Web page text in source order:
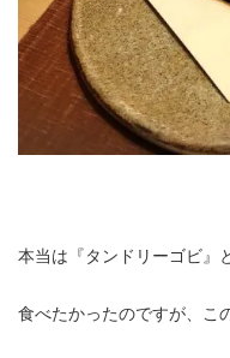
本当は『タンドリーゴビ』
食べたかったのですが、こ